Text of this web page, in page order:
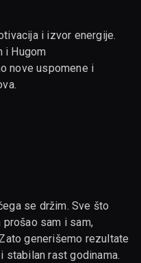
i izvor energije.
i Hugom
nove uspomene i
se držim. Sve što
sam i sam,
generišemo rezultate
stabilan rast godinama.